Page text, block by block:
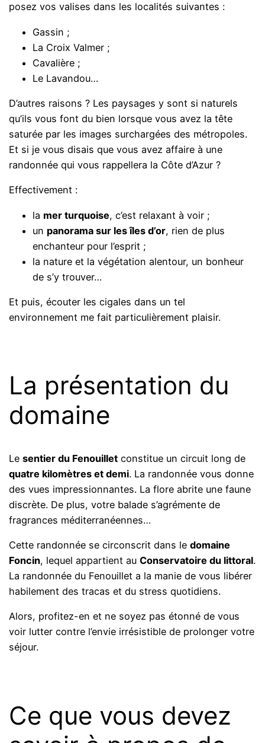
posez vos valises dans les localités suivantes :
Gassin ;
La Croix Valmer ;
Cavalière ;
Le Lavandou…
D’autres raisons ? Les paysages y sont si naturels
qu’ils vous font du bien lorsque vous avez la tête
saturée par les images surchargées des métropoles.
Et si je vous disais que vous avez affaire à une
randonnée qui vous rappellera la Côte d’Azur ?
Effectivement :
la mer turquoise, c’est relaxant à voir ;
un panorama sur les îles d’or, rien de plus
enchanteur pour l’esprit ;
la nature et la végétation alentour, un bonheur
de s’y trouver…
Et puis, écouter les cigales dans un tel
environnement me fait particulièrement plaisir.
La présentation du
domaine
Lesentier du Fenouillet constitue un circuit long de
quatre kilomètres et demi. La randonnée vous donne
des vues impressionnantes. La flore abrite une faune
discrète. De plus, votre balade s’agrémente de
fragrances méditerranéennes…
Cette randonnée se circonscrit dans ledomaine
Foncin, lequel appartient auConservatoire du littoral.
La randonnée du Fenouillet a la manie de vous libérer
habilement des tracas et du stress quotidiens.
Alors, profitez-en et ne soyez pas étonné de vous
voir lutter contre l’envie irrésistible de prolonger votre
séjour.
Ce que vous devez